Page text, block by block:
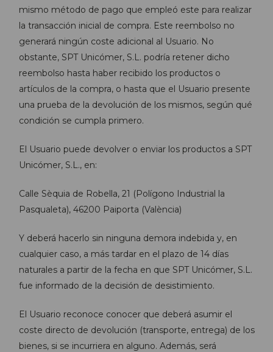
mismo método de pago que empleó este para realizar
la transacción inicial de compra. Este reembolso no
generará ningún coste adicional al Usuario. No
obstante, SPT Unicómer, S.L. podría retener dicho
reembolso hasta haber recibido los productos o
artículos de la compra, o hasta que el Usuario presente
una prueba de la devolución de los mismos, según qué
condición se cumpla primero.
El Usuario puede devolver o enviar los productos a SPT
Unicómer, S.L., en:
Calle Sèquia de Robella, 21 (Polígono Industrial la
Pasqualeta), 46200 Paiporta (València)
Y deberá hacerlo sin ninguna demora indebida y, en
cualquier caso, a más tardar en el plazo de 14 días
naturales a partir de la fecha en que SPT Unicómer, S.L.
fue informado de la decisión de desistimiento.
El Usuario reconoce conocer que deberá asumir el
coste directo de devolución (transporte, entrega) de los
bienes, si se incurriera en alguno. Además, será